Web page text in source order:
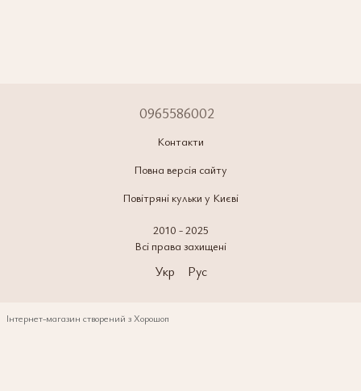
0965586002
Контакти
Повна версія сайту
Повітряні кульки у Києві
2010 - 2025
Всі права захищені
Укр Рус
Інтернет-магазин створений з Хорошоп